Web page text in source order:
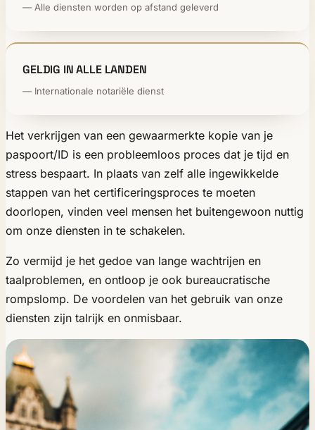
— Alle diensten worden op afstand geleverd
GELDIG IN ALLE LANDEN
— Internationale notariële dienst
Het verkrijgen van een gewaarmerkte kopie van je
paspoort/ID is een probleemloos proces dat je tijd en
stress bespaart. In plaats van zelf alle ingewikkelde
stappen van het certificeringsproces te moeten
doorlopen, vinden veel mensen het buitengewoon nuttig
om onze diensten in te schakelen.
Zo vermijd je het gedoe van lange wachtrijen en
taalproblemen, en ontloop je ook bureaucratische
rompslomp. De voordelen van het gebruik van onze
diensten zijn talrijk en onmisbaar.